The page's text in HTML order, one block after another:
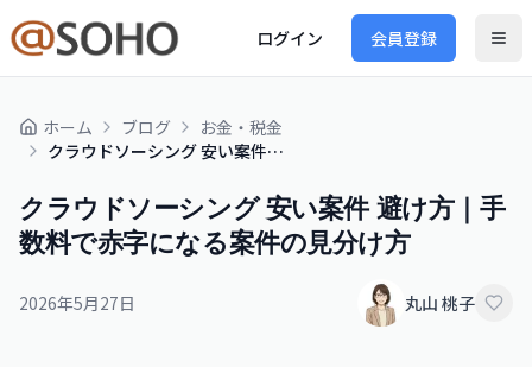
ログイン 会員登録
ホーム ブログ
お金・税金
クラウドソーシング 安い案件 避け方｜手数料で赤字になる案件の見分け方
クラウドソーシング 安い案件 避け方｜手
数料で赤字になる案件の見分け方
2026年5月27日 丸山 桃子